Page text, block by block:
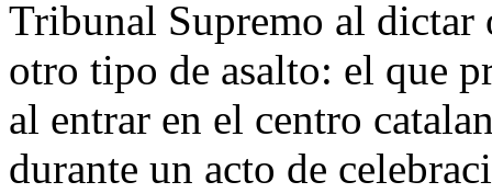
Tribunal Supremo al dictar
otro tipo de asalto: el que
al entrar en el centro
durante un acto de